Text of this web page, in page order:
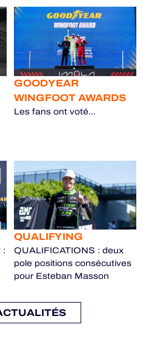
GOODYEAR
WINGFOOT AWARDS
Les fans ont voté...
:
QUALIFYING
QUALIFICATIONS : deux
pole positions consécutives
pour Esteban Masson